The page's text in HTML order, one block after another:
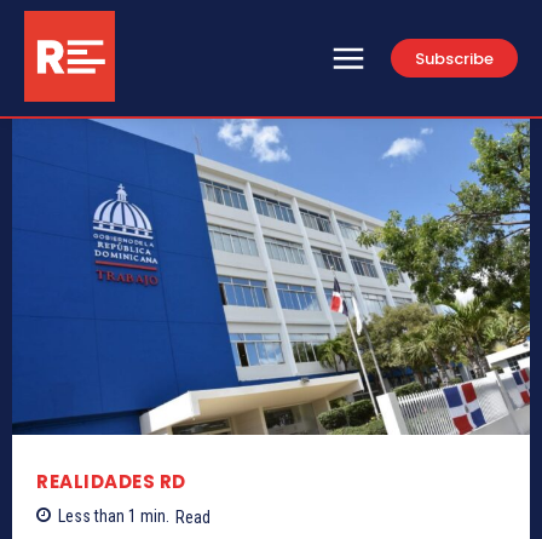
Subscribe
REALIDADES RD
Less than 1 min. Read